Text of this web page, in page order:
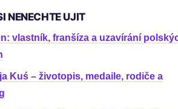
NENECHTE UJIT
vlastník, franšíza a uzavírání
Kuś – životopis, medaile, rodiče a